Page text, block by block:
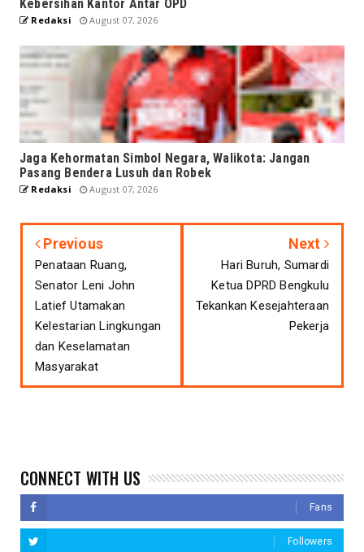
Kebersihan Kantor Antar OPD
Redaksi August 07, 2026
Jaga Kehormatan Simbol Negara, Walikota: Jangan
Pasang Bendera Lusuh dan Robek
Redaksi August 07, 2026
Previous
Penataan Ruang,
Senator Leni John
Latief Utamakan
Kelestarian Lingkungan
dan Keselamatan
Masyarakat
Next
Hari Buruh, Sumardi
Ketua DPRD Bengkulu
Tekankan Kesejahteraan
Pekerja
CONNECT WITH US
Fans
Followers